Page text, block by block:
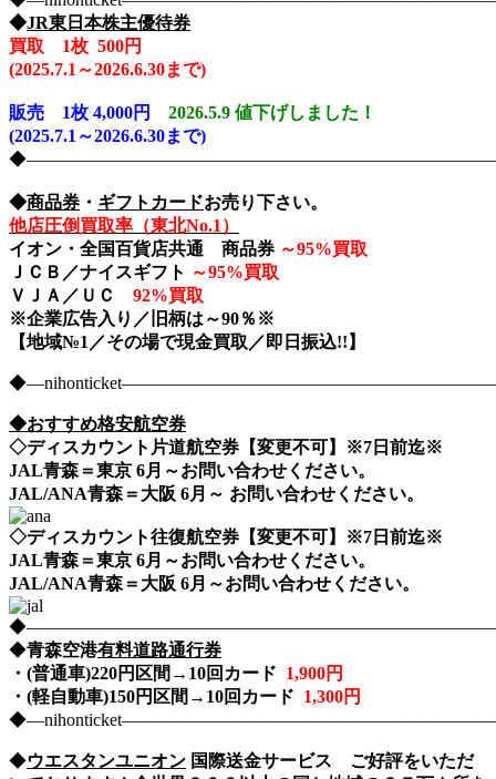
◆JR東日本株主優待券
買取 1枚 500円
(2025.7.1～2026.6.30まで)
販売 1枚 4,000円
2026.5.9 値下げしました！
(2025.7.1～2026.6.30まで)
◆商品券 ・ ギフトカードお売り下さい。
他店圧倒買取率（東北No.1）
イオン・全国百貨店共通 商品券 ～95%買取
ＪＣＢ／ナイスギフト ～95%買取
ＶＪＡ／ＵＣ
92%買取
※企業広告入り／旧柄は～90％※
【地域№1／その場で現金買取／即日振込!!】
◆おすすめ格安航空券
◇ディスカウント片道航空券【変更不可】※7日前迄※
JAL青森＝東京 6月～お問い合わせください。
JAL/ANA青森＝大阪 6月～ お問い合わせください。
◇ディスカウント往復航空券【変更不可】※7日前迄※
JAL青森＝東京 6月～お問い合わせください。
JAL/ANA青森＝大阪 6月～お問い合わせください。
◆青森空港有料道路通行券
・(普通車)220円区間→10回カード 1,900円
・(軽自動車)150円区間→10回カード 1,300円
◆ウエスタンユニオン 国際送金サービス ご好評をいただ